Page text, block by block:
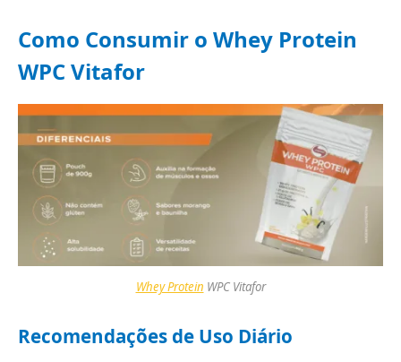
Como Consumir o Whey Protein
WPC Vitafor
Whey Protein WPC Vitafor
Recomendações de Uso Diário